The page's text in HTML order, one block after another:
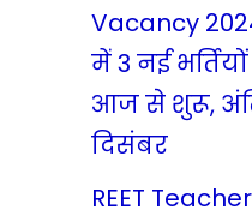
Vacancy
में 3 नई
आज से शुरू,
दिसंबर
REET